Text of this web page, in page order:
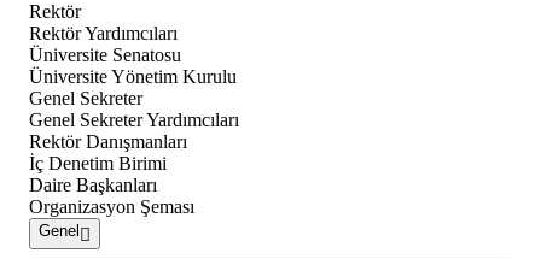
Rektör
Rektör Yardımcıları
Üniversite Senatosu
Üniversite Yönetim Kurulu
Genel Sekreter
Genel Sekreter Yardımcıları
Rektör Danışmanları
İç Denetim Birimi
Daire Başkanları
Organizasyon Şeması
Genel